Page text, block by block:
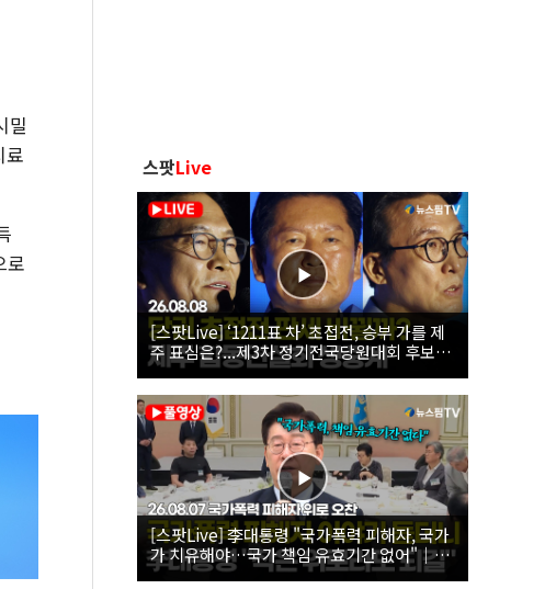
밀
료
로
스팟Live
[스팟Live] ‘1211표 차’ 초접전, 승부 가를 제
주 표심은?...제3차 정기전국당원대회 후보자
제주 합동연설회 생중계 | 26.08.08
[스팟Live] 李대통령 "국가폭력 피해자, 국가
가 치유해야…국가 책임 유효기간 없어"｜
26.08.07 국가폭력 피해자 위로 오찬